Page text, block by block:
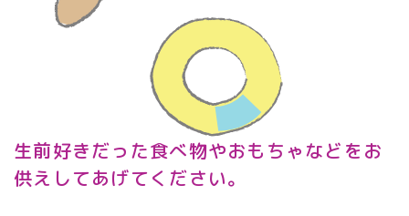
生前好きだった食べ物やおもちゃなどをお
供えしてあげてください。